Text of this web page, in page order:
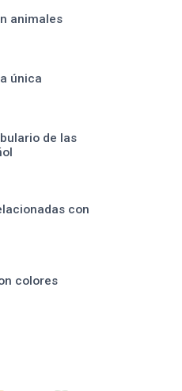
animales
única
de las
con
colores